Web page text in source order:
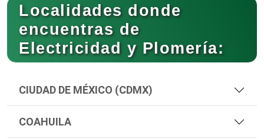
Localidades donde
encuentras de
Electricidad y Plomería:
CIUDAD DE MÉXICO (CDMX)
COAHUILA